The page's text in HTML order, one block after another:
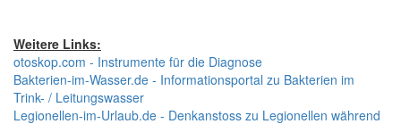
Weitere Links:
otoskop.com - Instrumente für die Diagnose
Bakterien-im-Wasser.de - Informationsportal zu Bakterien im
Trink- / Leitungswasser
Legionellen-im-Urlaub.de - Denkanstoss zu Legionellen während